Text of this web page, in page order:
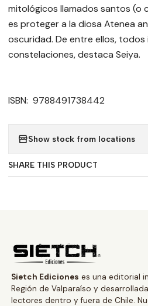
mitológicos llamados santos (o
es proteger a la diosa Atenea
oscuridad. De entre ellos, todos
constelaciones, destaca Seiya.
ISBN: 9788491738442
Show stock from locations
SHARE THIS PRODUCT
Sietch Ediciones es una editorial
Región de Valparaíso y
lectores dentro y fuera de Chile.